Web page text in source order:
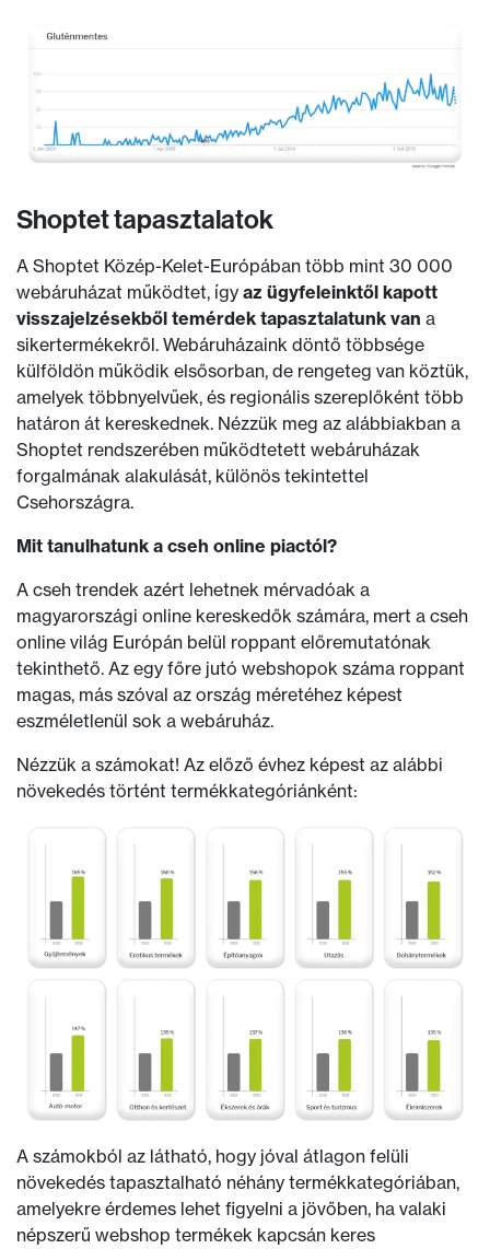
Shoptet tapasztalatok
A Shoptet Közép-Kelet-Európában több mint 30 000
webáruházat működtet, így az ügyfeleinktől kapott
visszajelzésekből temérdek tapasztalatunk van a
sikertermékekről. Webáruházaink döntő többsége
külföldön működik elsősorban, de rengeteg van köztük,
amelyek többnyelvűek, és regionális szereplőként több
határon át kereskednek. Nézzük meg az alábbiakban a
Shoptet rendszerében működtetett webáruházak
forgalmának alakulását, különös tekintettel
Csehországra.
Mit tanulhatunk a cseh online piactól?
A cseh trendek azért lehetnek mérvadóak a
magyarországi online kereskedők számára, mert a cseh
online világ Európán belül roppant előremutatónak
tekinthető. Az egy főre jutó webshopok száma roppant
magas, más szóval az ország méretéhez képest
eszméletlenül sok a webáruház.
Nézzük a számokat! Az előző évhez képest az alábbi
növekedés történt termékkategóriánként:
A számokból az látható, hogy jóval átlagon felüli
növekedés tapasztalható néhány termékkategóriában,
amelyekre érdemes lehet figyelni a jövőben, ha valaki
népszerű webshop termékek kapcsán keres